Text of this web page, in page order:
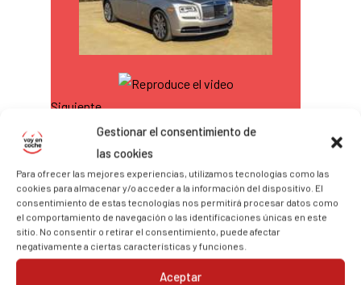
Gestionar el consentimiento de
las cookies
Para ofrecer las mejores experiencias, utilizamos tecnologías como las
cookies para almacenar y/o acceder a la información del dispositivo. El
consentimiento de estas tecnologías nos permitirá procesar datos como
el comportamiento de navegación o las identificaciones únicas en este
sitio. No consentir o retirar el consentimiento, puede afectar
negativamente a ciertas características y funciones.
Aceptar
Siguiente
Rolls-Royce Dawn 2016: ¿un nuevo comienzo?